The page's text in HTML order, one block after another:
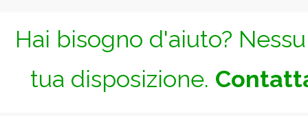
Hai bisogno d'aiuto?
tua disposizione.